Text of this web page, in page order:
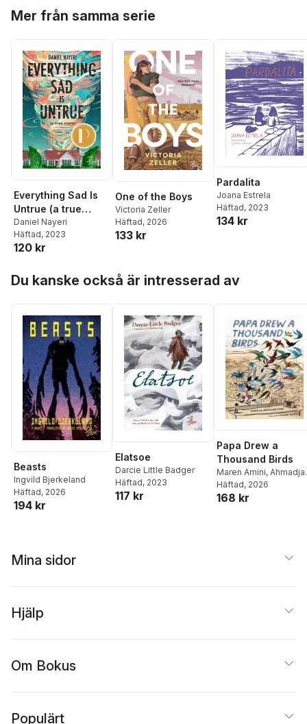
Mer från samma serie
Everything Sad Is
Untrue (a true
story)
Daniel Nayeri
Häftad, 2023
120 kr
One of the Boys
Victoria Zeller
Häftad, 2026
133 kr
Pardalita
Joana Estrela
Häftad, 2023
134 kr
Du kanske också är intresserad av
Beasts
Ingvild Bjerkeland
Häftad, 2026
194 kr
Elatsoe
Darcie Little Badger
Häftad, 2023
117 kr
Papa Drew a
Thousand Birds
Maren Amini,
Amini
Häftad, 2026
168 kr
Mina sidor
Hjälp
Om Bokus
Populärt